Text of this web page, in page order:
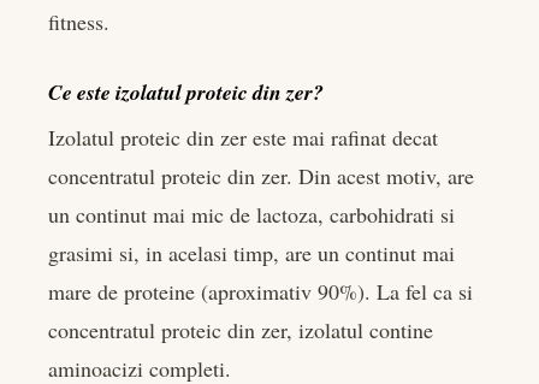
fitness.
Ce este izolatul proteic din zer?
Izolatul proteic din zer este mai rafinat decat
concentratul proteic din zer. Din acest motiv, are
un continut mai mic de lactoza, carbohidrati si
grasimi si, in acelasi timp, are un continut mai
mare de proteine (aproximativ 90%). La fel ca si
concentratul proteic din zer, izolatul contine
aminoacizi completi.